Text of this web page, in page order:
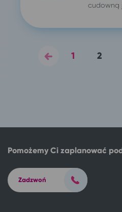
cudowną
1 2
Pomożemy Ci zaplanować
Zadzwoń